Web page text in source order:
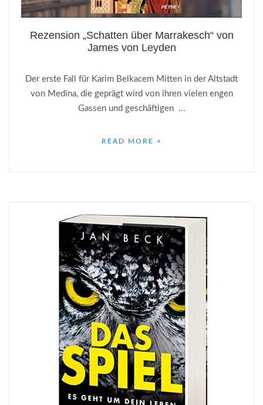
Rezension „Schatten über Marrakesch“ von
James von Leyden
Der erste Fall für Karim Belkacem Mitten in der Altstadt
von Medina, die geprägt wird von ihren vielen engen
Gassen und geschäftigen ...
READ MORE +